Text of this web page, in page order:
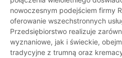
nowoczesnym podejściem firmy
oferowanie wszechstronnych
Przedsiębiorstwo realizuje
wyznaniowe, jak i świeckie,
tradycyjne z trumną oraz